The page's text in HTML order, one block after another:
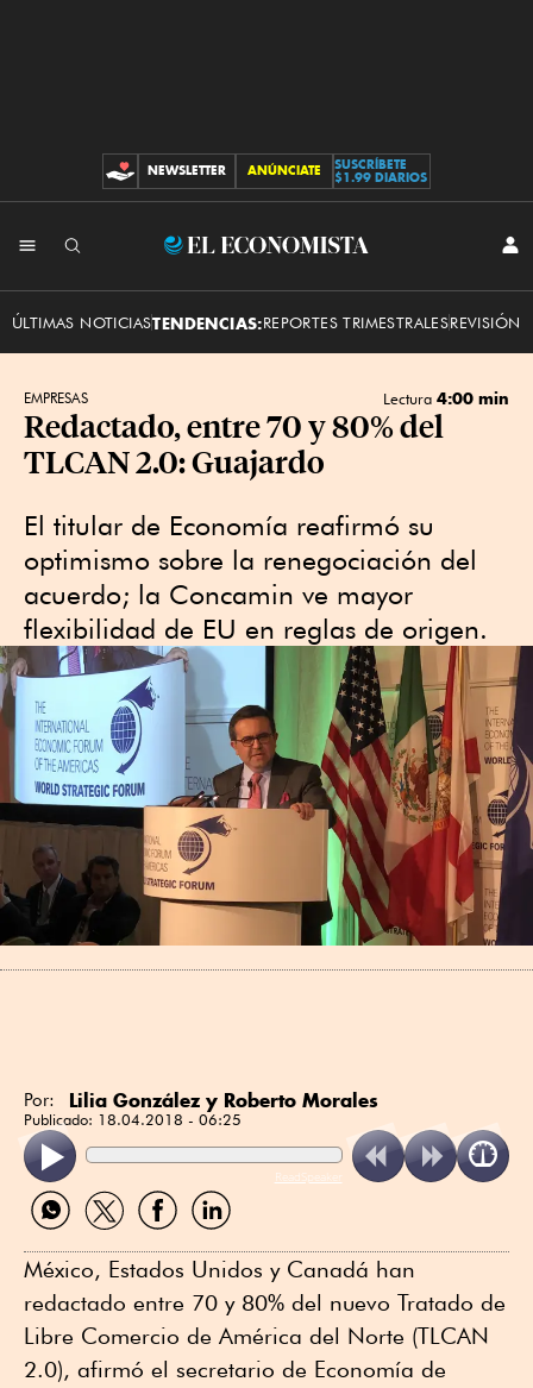
CONTRIBUCIONES
NEWSLETTER ANÚNCIATE
SUSCRÍBETE
$1.99 DIARIOS
El
ÚLTIMAS NOTICIASTENDENCIAS:REPORTES TRIMESTRALESREVISIÓN
EMPRESAS Lectura 4:00 min
Redactado, entre 70 y 80% del
TLCAN 2.0: Guajardo
El titular de Economía reafirmó su
optimismo sobre la renegociación del
acuerdo; la Concamin ve mayor
flexibilidad de EU en reglas de origen.
Por: Lilia González y Roberto Morales
Publicado: 18.04.2018 - 06:25
ReadSpeaker
Compartir
por
Compartir
por
Compartir
por
Compartir
por
México, Estados Unidos y Canadá han
redactado entre 70 y 80% del nuevo Tratado de
Libre Comercio de América del Norte (TLCAN
2.0), afirmó el secretario de Economía de